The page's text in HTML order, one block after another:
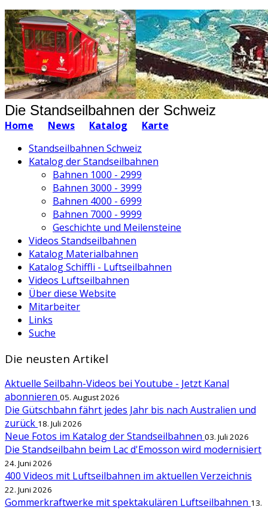
Die Standseilbahnen der Schweiz
Home News Katalog
Karte
Standseilbahnen Schweiz
Katalog der Standseilbahnen
Bahnen 1000 - 2999
Bahnen 3000 - 3999
Bahnen 4000 - 6999
Bahnen 7000 - 9999
Geschichte und Meilensteine
Videos Standseilbahnen
Katalog Materialbahnen
Katalog Schiffli - Luftseilbahnen
Videos Luftseilbahnen
Über diese Website
Mitarbeiter
Links
Suche
Die neusten Artikel
Aktuelle Seilbahn-Videos bei Youtube - Jetzt Kanal
abonnieren 05. August 2026
Die Gütschbahn fährt jedes Jahr bis nach Australien und
zurück 18. Juli 2026
Neue Fotos im Katalog der Standseilbahnen 03. Juli 2026
Die Standseilbahn beim Lac d'Emosson wird modernisiert
24. Juni 2026
400 Videos mit Luftseilbahnen im aktuellen Verzeichnis
22. Juni 2026
Gommerkraftwerke mit spektakulären Luftseilbahnen 13.